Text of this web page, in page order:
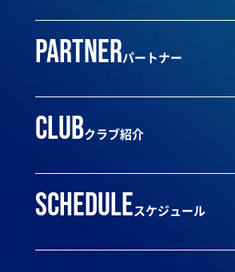
partnerパートナー
clubクラブ紹介
scheduleスケジュール